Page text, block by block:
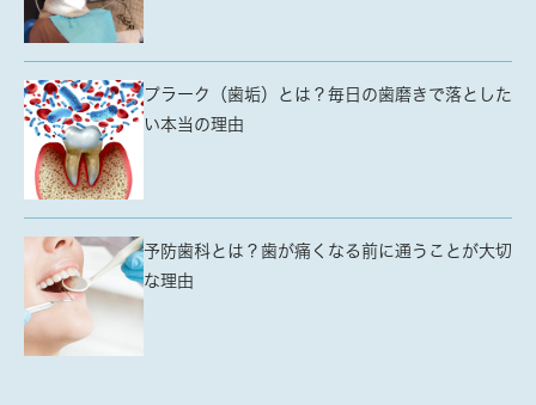
プラーク（歯垢）とは？毎日の歯磨きで落とした
い本当の理由
予防歯科とは？歯が痛くなる前に通うことが大切
な理由